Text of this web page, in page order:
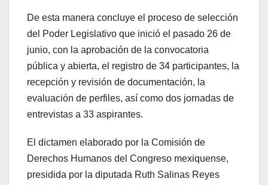
De esta manera concluye el proceso de selección
del Poder Legislativo que inició el pasado 26 de
junio, con la aprobación de la convocatoria
pública y abierta, el registro de 34 participantes, la
recepción y revisión de documentación, la
evaluación de perfiles, así como dos jornadas de
entrevistas a 33 aspirantes.
El dictamen elaborado por la Comisión de
Derechos Humanos del Congreso mexiquense,
presidida por la diputada Ruth Salinas Reyes